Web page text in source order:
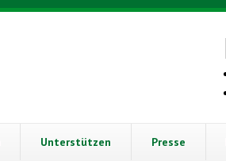
Unterstützen Presse